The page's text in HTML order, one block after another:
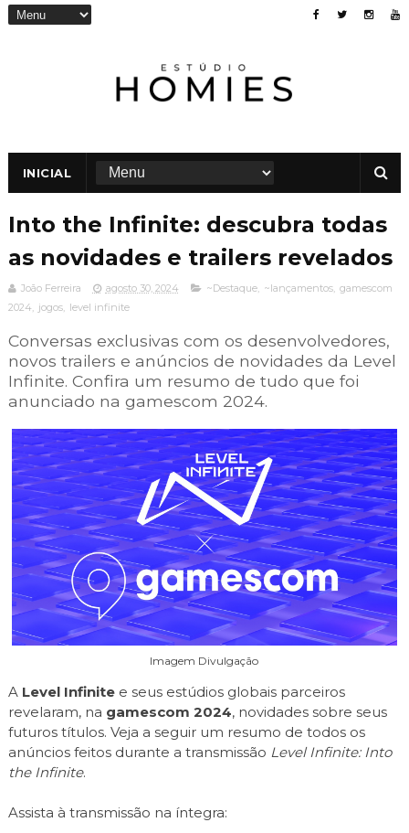
INICIAL
Into the Infinite: descubra todas
as novidades e trailers revelados
João Ferreira agosto 30, 2024 ~Destaque, ~lançamentos, gamescom
2024, jogos, level infinite
Conversas exclusivas com os desenvolvedores,
novos trailers e anúncios de novidades da Level
Infinite. Confira um resumo de tudo que foi
anunciado na gamescom 2024.
Imagem Divulgação
A Level Infinite e seus estúdios globais parceiros
revelaram, na gamescom 2024, novidades sobre seus
futuros títulos. Veja a seguir um resumo de todos os
anúncios feitos durante a transmissão Level Infinite: Into
the Infinite.
Assista à transmissão na íntegra: